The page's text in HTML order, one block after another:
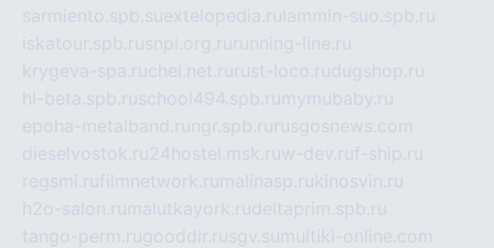
sarmiento.spb.suextelopedia.ru lammin-suo.spb.ru
iskatour.spb.rusnpi.org.ru running-line.ru
krygeva-spa.ruchel.net.ru rust-loco.rudugshop.ru
hl-beta.spb.ruschool494.spb.ru mymubaby.ru
epoha-metalband.ru ngr.spb.ru rusgosnews.com
dieselvostok.ru24hostel.msk.ruw-dev.ruf-ship.ru
regsmi.rufilmnetwork.ru malinasp.rukinosvin.ru
h2o-salon.ru malutkayork.rudeltaprim.spb.ru
tango-perm.rugooddir.rusgv.su multiki-online.com